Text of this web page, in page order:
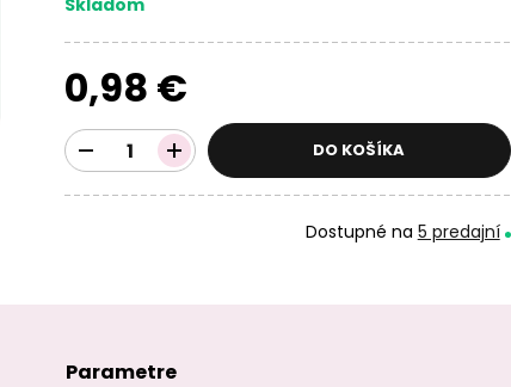
Skladom
0,98 €
DO KOŠÍKA
Dostupné na 5 predajní
Parametre